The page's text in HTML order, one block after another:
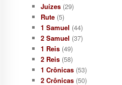
Juízes(29)
Rute(5)
1 Samuel (44)
2 Samuel (37)
1 Reis(49)
2 Reis(58)
1 Crônicas(53)
2 Crônicas(50)